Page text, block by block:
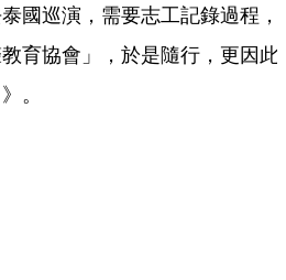
國巡演，需要志工記錄過程，
育協會」，於是隨行，更因此
。